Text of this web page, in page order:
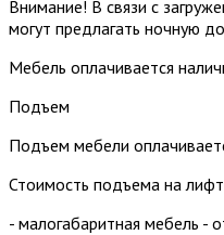
Внимание! В связи с
могут предлагать ночную
Мебель оплачивается
Подъем
Подъем мебели
Стоимость подъема на
- малогабаритная мебель -